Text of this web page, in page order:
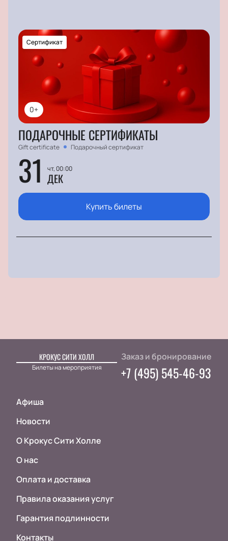
0+
Сертификат
ПОДАРОЧНЫЕ СЕРТИФИКАТЫ
Gift certificate Подарочный сертификат
31 чт, 00:00
ДЕК
Купить билеты
КРОКУС СИТИ ХОЛЛ
Билеты на мероприятия
Афиша
Новости
О Крокус Сити Холле
О нас
Оплата и доставка
Правила оказания услуг
Гарантия подлинности
Контакты
Заказ и бронирование
+7 (495) 545-46-93